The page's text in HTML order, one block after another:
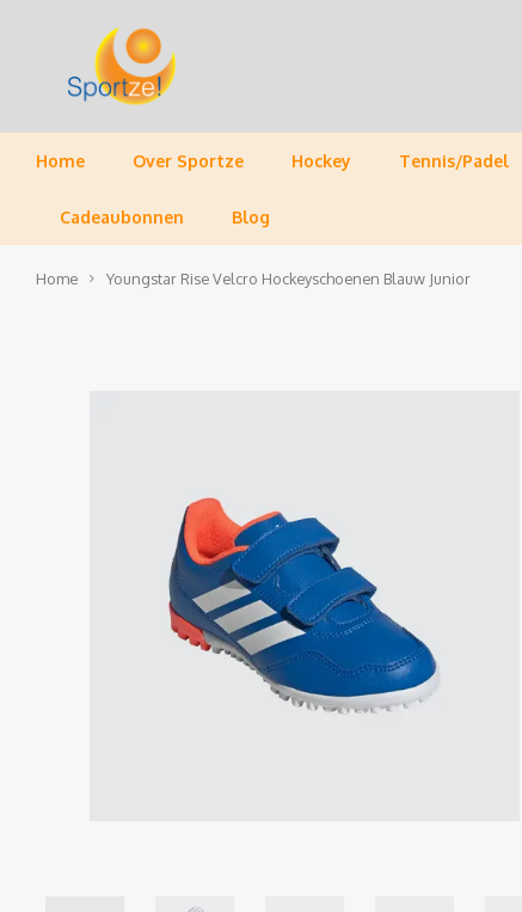
Home Over Sportze Hockey Tennis/Padel
Cadeaubonnen Blog
Home Youngstar Rise Velcro Hockeyschoenen Blauw Junior